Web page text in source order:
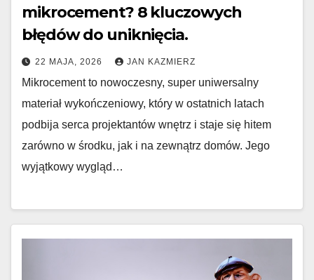
mikrocement? 8 kluczowych
błędów do uniknięcia.
22 MAJA, 2026 JAN KAZMIERZ
Mikrocement to nowoczesny, super uniwersalny
materiał wykończeniowy, który w ostatnich latach
podbija serca projektantów wnętrz i staje się hitem
zarówno w środku, jak i na zewnątrz domów. Jego
wyjątkowy wygląd…